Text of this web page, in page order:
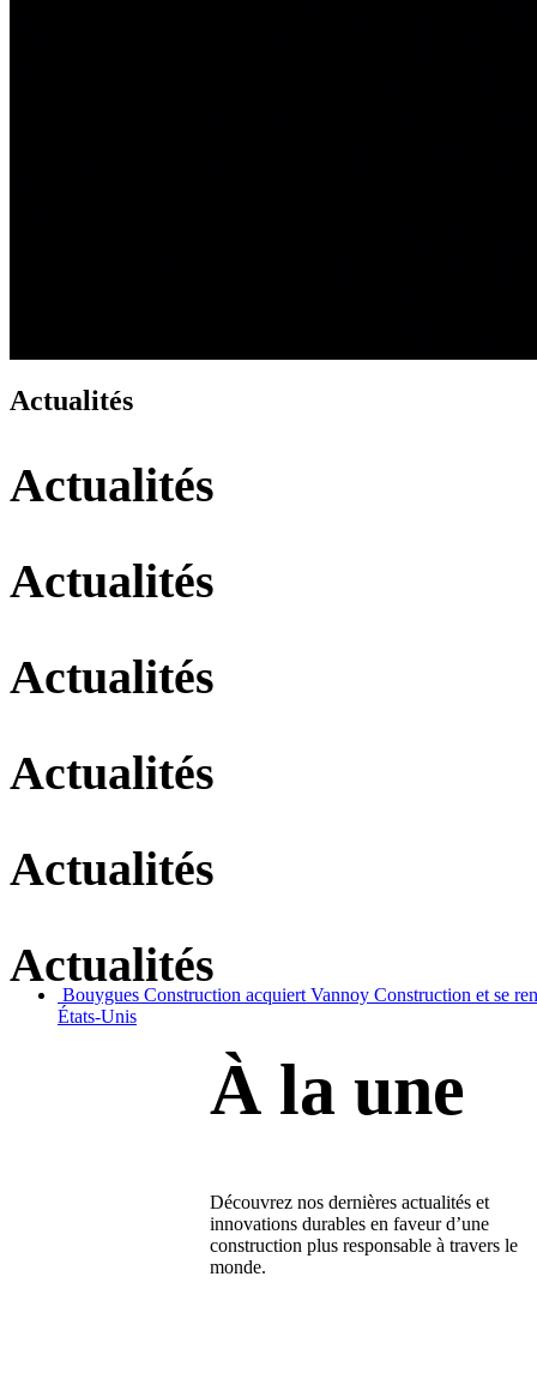
Actualités
Actualités
Actualités
Actualités
Actualités
Actualités
Actualités
À la une
Découvrez nos dernières actualités et
innovations durables en faveur d’une
construction plus responsable à travers le
monde.
Bouygues Construction acquiert Vannoy Construction et se
États-Unis